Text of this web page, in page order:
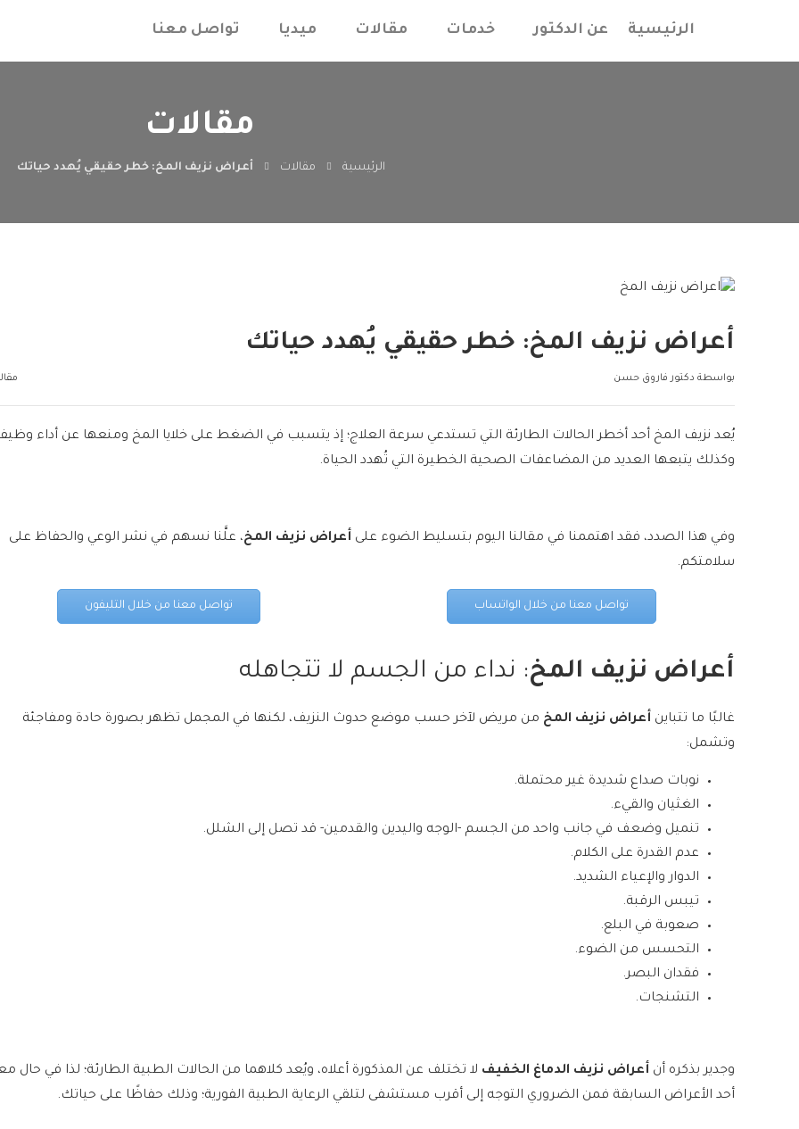
الرئيسية عن الدكتور خدمات مقالات ميديا تواصل معنا
مقالات
الرئيسية مقالات أعراض نزيف المخ: خطر حقيقي يُهدد حياتك
أعراض نزيف المخ: خطر حقيقي يُهدد حياتك
بواسطة دكتور فاروق حسن
يُعد نزيف المخ أحد أخطر الحالات الطارئة التي تستدعي سرعة العلاج؛ إذ يتسبب في الضغط على خلايا المخ ومنعها عن أداء
وكذلك يتبعها العديد من المضاعفات الصحية الخطيرة التي تُهدد الحياة.
وفي هذا الصدد، فقد اهتممنا في مقالنا اليوم بتسليط الضوء على أعراض نزيف المخ، علَّنا نسهم في نشر الوعي والحفاظ على
سلامتكم.
تواصل معنا من خلال التليفون تواصل معنا من خلال الواتساب
أعراض نزيف المخ: نداء من الجسم لا تتجاهله
غالبًا ما تتباين أعراض نزيف المخ من مريض لآخر حسب موضع حدوث النزيف، لكنها في المجمل تظهر بصورة حادة ومفاجئة
وتشمل:
نوبات صداع شديدة غير محتملة.
الغثيان والقيء.
تنميل وضعف في جانب واحد من الجسم -الوجه واليدين والقدمين- قد تصل إلى الشلل.
عدم القدرة على الكلام.
الدوار والإعياء الشديد.
تيبس الرقبة.
صعوبة في البلع.
التحسس من الضوء.
فقدان البصر.
التشنجات.
وجدير بذكره أن أعراض نزيف الدماغ الخفيف لا تختلف عن المذكورة أعلاه، ويُعد كلاهما من الحالات الطبية الطارئة؛ لذا في حال
أحد الأعراض السابقة فمن الضروري التوجه إلى أقرب مستشفى لتلقي الرعاية الطبية الفورية؛ وذلك حفاظًا على حياتك.